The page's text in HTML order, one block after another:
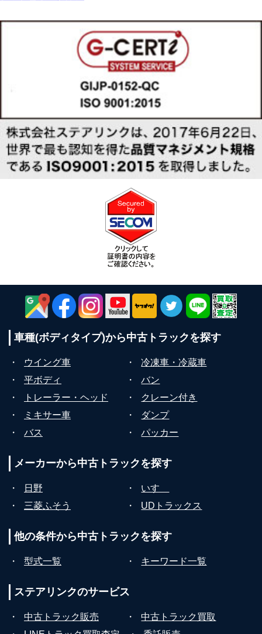
車種(ボディタイプ)から中古トラックを探す
・ ウイング車 ・
冷凍車・冷蔵車
・
平ボディ ・
バン
・
トレーラー・ヘッド ・
クレーン付き
・
ミキサー車 ・
ダンプ
・
バス ・ パッカー
メーカーから中古トラックを探す
・ 日野 ・
いすゞ
・
三菱ふそう ・ UDトラックス
他の条件から中古トラックを探す
・ 型式一覧 ・ キーワード一覧
ステアリンクのサービス
・ 中古トラック販売 ・
中古トラック買取